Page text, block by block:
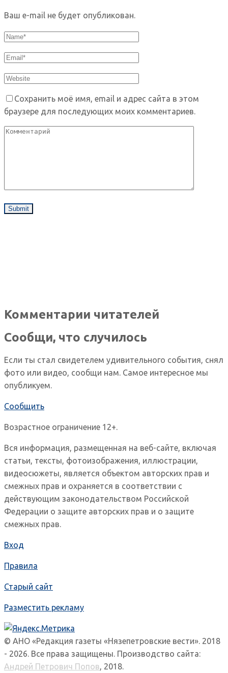
Ваш e-mail не будет опубликован.
Сохранить моё имя, email и адрес сайта в этом
браузере для последующих моих комментариев.
Комментарии читателей
Сообщи, что случилось
Если ты стал свидетелем удивительного события, снял
фото или видео, сообщи нам. Самое интересное мы
опубликуем.
Сообщить
Возрастное ограничение 12+.
Вся информация, размещенная на веб-сайте, включая
статьи, тексты, фотоизображения, иллюстрации,
видеосюжеты, является объектом авторских прав и
смежных прав и охраняется в соответствии с
действующим законодательством Российской
Федерации о защите авторских прав и о защите
смежных прав.
Вход
Правила
Старый сайт
Разместить рекламу
© АНО «Редакция газеты «Нязепетровские вести». 2018
- 2026. Все права защищены. Производство сайта:
Андрей Петрович Попов, 2018.